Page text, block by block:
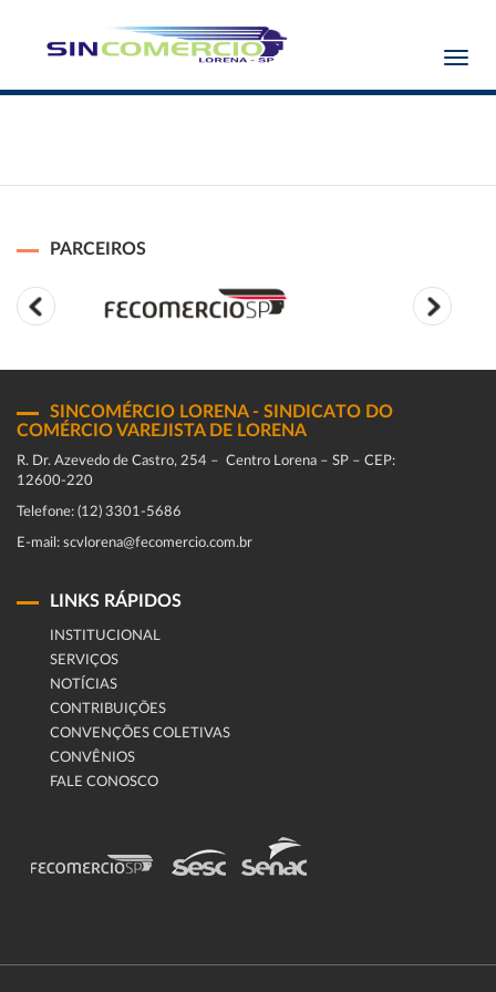
PARCEIROS
SINCOMÉRCIO LORENA - SINDICATO DO
COMÉRCIO VAREJISTA DE LORENA
R. Dr. Azevedo de Castro, 254 – Centro Lorena – SP – CEP:
12600-220
Telefone: (12) 3301-5686
E-mail: scvlorena@fecomercio.com.br
LINKS RÁPIDOS
INSTITUCIONAL
SERVIÇOS
NOTÍCIAS
CONTRIBUIÇÕES
CONVENÇÕES COLETIVAS
CONVÊNIOS
FALE CONOSCO